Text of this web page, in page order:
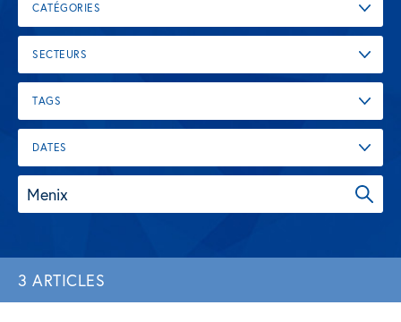
CATÉGORIES
SECTEURS
TAGS
DATES
3 ARTICLES